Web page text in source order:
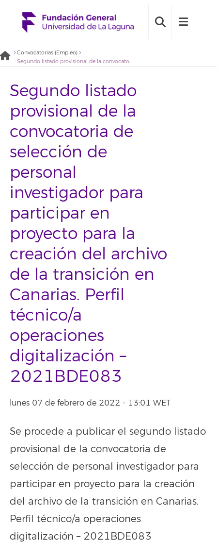
Convocatorias (Empleo)
Segundo listado provisional de la convocatoria de selección de personal investigador para participar en proyecto para la creación del archivo de la transición en Canarias. Perfil técnico/a operaciones digitalización – 2021BDE083
Segundo listado
provisional de la
convocatoria de
selección de
personal
investigador para
participar en
proyecto para la
creación del archivo
de la transición en
Canarias. Perfil
técnico/a
operaciones
digitalización –
2021BDE083
lunes 07 de febrero de 2022 - 13:01 WET
Se procede a publicar el segundo listado
provisional de la convocatoria de
selección de personal investigador para
participar en proyecto para la creación
del archivo de la transición en Canarias.
Perfil técnico/a operaciones
digitalización – 2021BDE083